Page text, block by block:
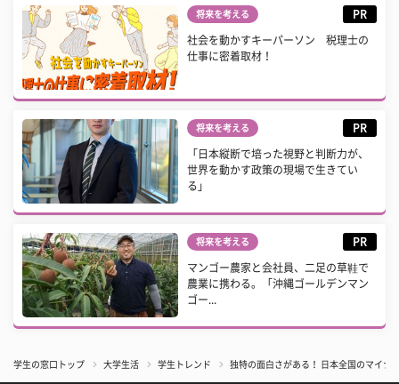
将来を考える PR
社会を動かすキーパーソン 税理士の
仕事に密着取材！
将来を考える PR
「日本縦断で培った視野と判断力が、
世界を動かす政策の現場で生きてい
る」
将来を考える PR
マンゴー農家と会社員、二足の草鞋で
農業に携わる。「沖縄ゴールデンマン
ゴー...
学生の窓口トップ 大学生活 学生トレンド 独特の面白さがある！ 日本全国のマイナ